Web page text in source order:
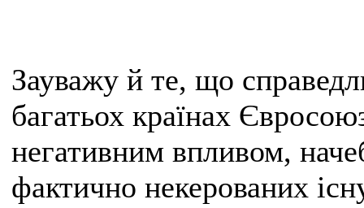
Зауважу й те, що
багатьох країнах
негативним впливом,
фактично некерованих